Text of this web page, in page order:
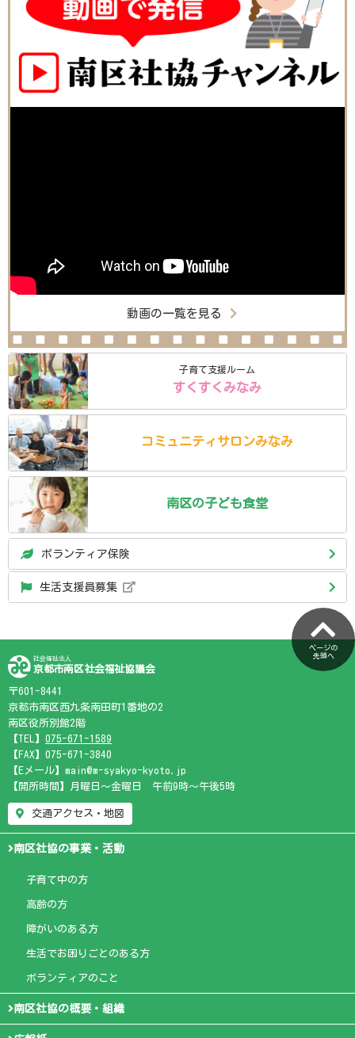
動画の一覧を見る
子育て支援ルーム
すくすくみなみ
コミュニティ サロンみなみ
南区の子ども食堂
ボランティア保険
生活支援員募集
ページの
先頭へ
社会福祉法人
京都市南区社会福祉協議会
〒601-8441
京都市南区西九条南田町1番地の2
南区役所別館2階
【TEL】 075-671-1589
【FAX】075-671-3840
【Eメール】main@m-syakyo-kyoto.jp
【開所時間】月曜日～金曜日 午前9時～午後5時
交通アクセス・地図
南区社協の事業・活動
子育て中の方
高齢の方
障がいのある方
生活でお困りごとのある方
ボランティアのこと
南区社協の概要・組織